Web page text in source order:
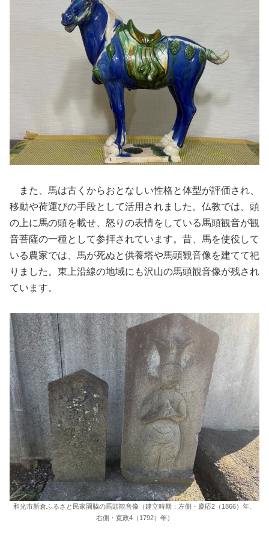
また、馬は古くからおとなしい性格と体型が評価され、
移動や荷運びの手段として活用されました。仏教では、頭
の上に馬の頭を載せ、怒りの表情をしている馬頭観音が観
音菩薩の一種として参拝されています。昔、馬を使役して
いる農家では、馬が死ぬと供養塔や馬頭観音像を建てて祀
りました。東上沿線の地域にも沢山の馬頭観音像が残され
ています。
和光市新倉ふるさと民家園脇の馬頭観音像（建立時期：左側・慶応2（1866）年、
右側・寛政4（1792）年）